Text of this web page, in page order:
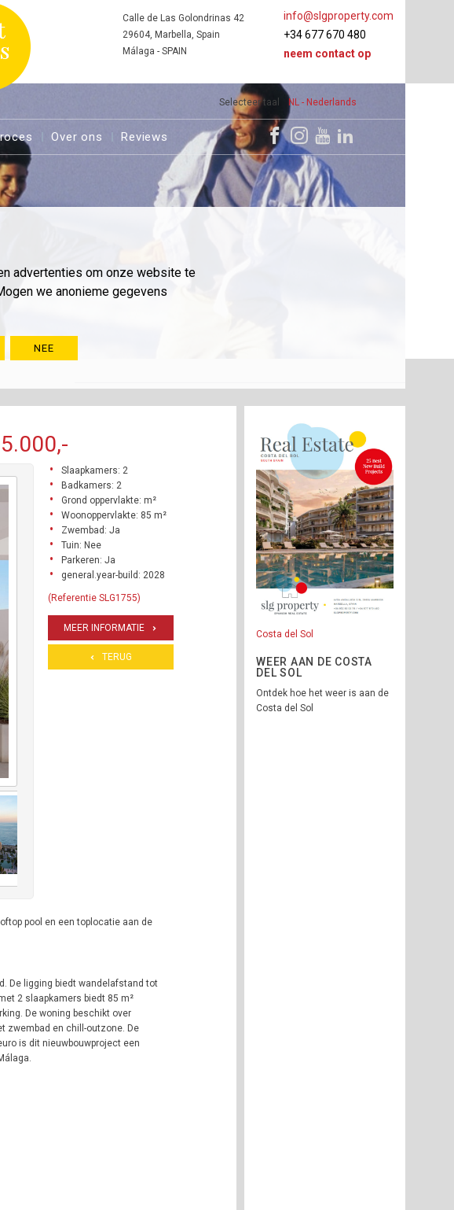
advertenties om onze website te
we anonieme gegevens
NEE
Selecteer taal NL - Nederlands
info@slgproperty.com
+34 677 670 480
neem contact op
Calle de Las Golondrinas 42
29604, Marbella, Spain
Málaga - SPAIN
Over ons Reviews
Slaapkamers: 2
Badkamers: 2
Grond oppervlakte: m²
Woonoppervlakte: 85 m²
Zwembad: Ja
Tuin: Nee
Parkeren: Ja
general.year-build: 2028
(Referentie SLG1755)
MEER INFORMATIE
TERUG
pool en een toplocatie aan de
De ligging biedt wandelafstand tot
2 slaapkamers biedt 85 m²
De woning beschikt over
zwembad en chill-outzone. De
is dit nieuwbouwproject een
Costa del Sol
WEER AAN DE COSTA
DEL SOL
Ontdek hoe het weer is aan de
Costa del Sol